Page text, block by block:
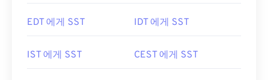
EDT 에게 SST IDT 에게 SST
IST 에게 SST CEST 에게 SST